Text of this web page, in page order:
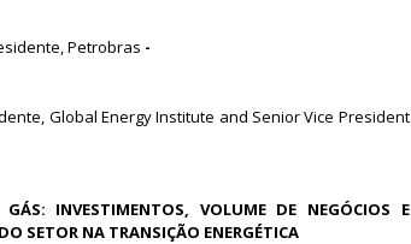
Petrobras -
Global Energy Institute and Senior Vice President
INVESTIMENTOS, VOLUME DE NEGÓCIOS E
SETOR NA TRANSIÇÃO ENERGÉTICA